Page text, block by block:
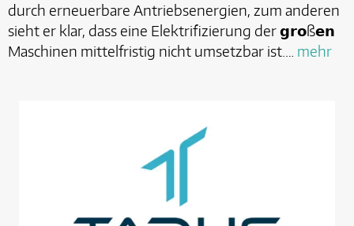
durch erneuerbare Antriebsenergien, zum anderen
sieht er klar, dass eine Elektrifizierung der 𝗴𝗿𝗼ß𝗲𝗻
Maschinen mittelfristig nicht umsetzbar ist.… mehr